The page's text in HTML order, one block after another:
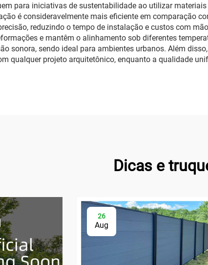
para iniciativas de sustentabilidade ao utilizar
é consideravelmente mais eficiente em comparação
reduzindo o tempo de instalação e custos com
e mantêm o alinhamento sob diferentes
sonora, sendo ideal para ambientes urbanos. Além
qualquer projeto arquitetônico, enquanto a qualidade
Dicas e
26
Aug